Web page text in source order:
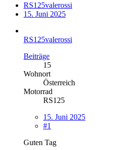
RS125valerossi
15. Juni 2025
RS125valerossi
Beiträge
15
Wohnort
Österreich
Motorrad
RS125
15. Juni 2025
#1
Guten Tag